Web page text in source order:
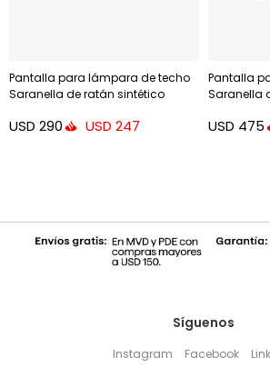
Pantalla para lámpara de techo
Saranella de ratán sintético
USD 290 USD 247
Pantalla
Saranella
USD 475
Síguenos
Instagram Facebook